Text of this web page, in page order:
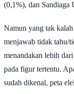
(0,1%), dan Sandiaga
Namun yang tak
menjawab tidak tahu/
menandakan lebih
pada figur tertentu.
sudah dikenal, peta